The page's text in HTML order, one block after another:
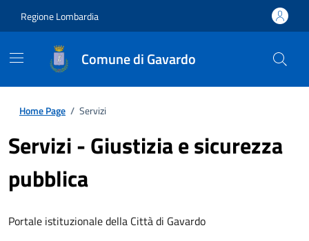
Regione Lombardia
Comune di Gavardo
Home Page / Servizi
Servizi - Giustizia e sicurezza
pubblica
Portale istituzionale della Città di Gavardo